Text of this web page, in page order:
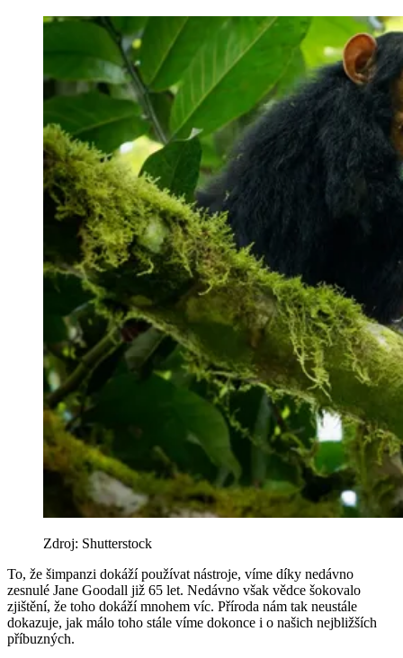
Zdroj: Shutterstock
To, že šimpanzi dokáží používat nástroje, víme díky nedávno
zesnulé Jane Goodall již 65 let. Nedávno však vědce šokovalo
zjištění, že toho dokáží mnohem víc. Příroda nám tak neustále
dokazuje, jak málo toho stále víme dokonce i o našich nejbližších
příbuzných.